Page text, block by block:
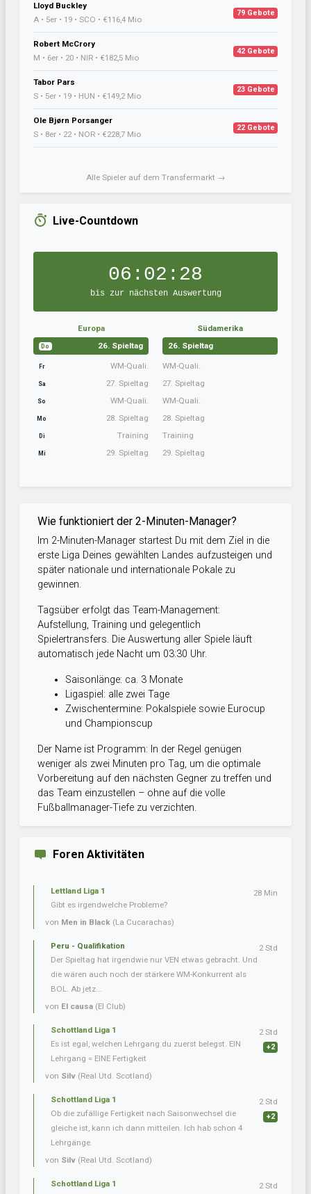
Lloyd Buckley
A • 5er • 19 • SCO • €116,4 Mio
79 Gebote
Robert McCrory
M • 6er • 20 • NIR • €182,5 Mio
42 Gebote
Tabor Pars
S • 5er • 19 • HUN • €149,2 Mio
23 Gebote
Ole Bjørn Porsanger
S • 8er • 22 • NOR • €228,7 Mio
22 Gebote
Alle Spieler auf dem Transfermarkt →
Live-Countdown
06:02:27
bis zur nächsten Auswertung
Europa
Do 26. Spieltag
Fr WM-Quali.
Sa 27. Spieltag
So WM-Quali.
Mo 28. Spieltag
Di Training
Mi 29. Spieltag
Südamerika
26. Spieltag
WM-Quali.
27. Spieltag
WM-Quali.
28. Spieltag
Training
29. Spieltag
Wie funktioniert der 2-Minuten-Manager?
Im 2-Minuten-Manager startest Du mit dem Ziel in die
erste Liga Deines gewählten Landes aufzusteigen und
später nationale und internationale Pokale zu
gewinnen.
Tagsüber erfolgt das Team-Management:
Aufstellung, Training und gelegentlich
Spielertransfers. Die Auswertung aller Spiele läuft
automatisch jede Nacht um 03:30 Uhr.
Saisonlänge: ca. 3 Monate
Ligaspiel: alle zwei Tage
Zwischentermine: Pokalspiele sowie Eurocup
und Championscup
Der Name ist Programm: In der Regel genügen
weniger als zwei Minuten pro Tag, um die optimale
Vorbereitung auf den nächsten Gegner zu treffen und
das Team einzustellen – ohne auf die volle
Fußballmanager-Tiefe zu verzichten.
Foren Aktivitäten
Lettland Liga 1
Gibt es irgendwelche Probleme?
von Men in Black (La Cucarachas)
28 Min
Peru - Qualifikation
Der Spieltag hat irgendwie nur VEN etwas gebracht. Und
die wären auch noch der stärkere WM-Konkurrent als
BOL. Ab jetz...
von El causa (El Club)
2 Std
Schottland Liga 1
Es ist egal, welchen Lehrgang du zuerst belegst. EIN
Lehrgang = EINE Fertigkeit
von Silv (Real Utd. Scotland)
2 Std
+2
Schottland Liga 1
Ob die zufällige Fertigkeit nach Saisonwechsel die
gleiche ist, kann ich dann mitteilen. Ich hab schon 4
Lehrgänge.
von Silv (Real Utd. Scotland)
2 Std
+2
Schottland Liga 1
2 Std